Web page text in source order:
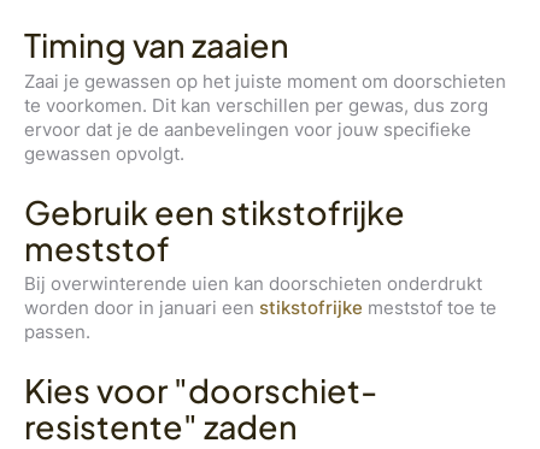
Timing van zaaien
Zaai je gewassen op het juiste moment om doorschieten
te voorkomen. Dit kan verschillen per gewas, dus zorg
ervoor dat je de aanbevelingen voor jouw specifieke
gewassen opvolgt.
Gebruik een stikstofrijke
meststof
Bij overwinterende uien kan doorschieten onderdrukt
worden door in januari een stikstofrijke meststof toe te
passen.
Kies voor "doorschiet-
resistente" zaden